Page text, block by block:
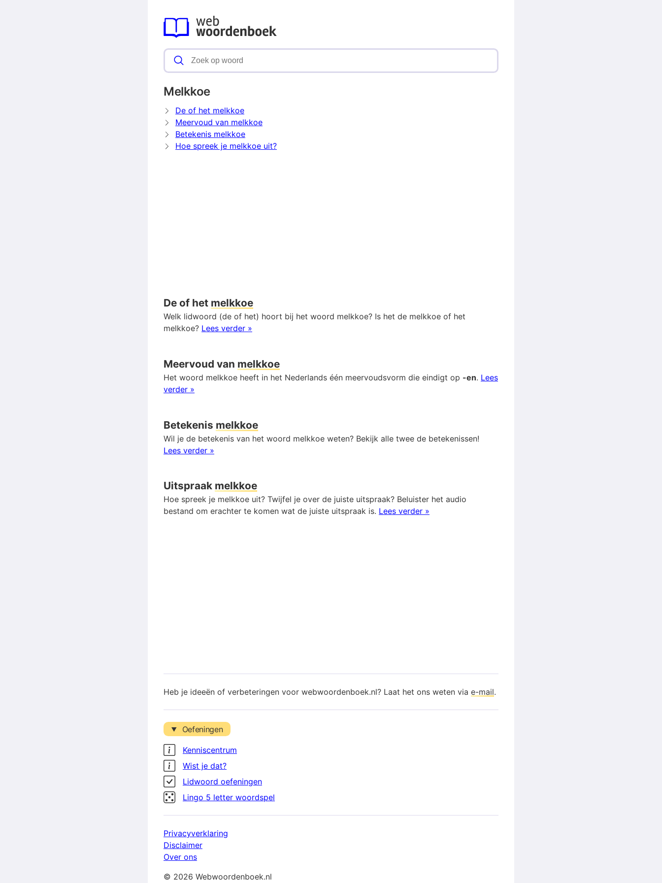
Melkkoe
De of het melkkoe
Meervoud van melkkoe
Betekenis melkkoe
Hoe spreek je melkkoe uit?
De of het melkkoe
Welk lidwoord (de of het) hoort bij het woord melkkoe? Is het de melkkoe of het
melkkoe? Lees verder »
Meervoud van melkkoe
Het woord melkkoe heeft in het Nederlands één meervoudsvorm die eindigt op -en. Lees
verder »
Betekenis melkkoe
Wil je de betekenis van het woord melkkoe weten? Bekijk alle twee de betekenissen!
Lees verder »
Uitspraak melkkoe
Hoe spreek je melkkoe uit? Twijfel je over de juiste uitspraak? Beluister het audio
bestand om erachter te komen wat de juiste uitspraak is. Lees verder »
Heb je ideeën of verbeteringen voor webwoordenboek.nl? Laat het ons weten via e-mail.
Oefeningen
Kenniscentrum
Wist je dat?
Lidwoord oefeningen
Lingo 5 letter woordspel
Privacyverklaring
Disclaimer
Over ons
© 2026 Webwoordenboek.nl